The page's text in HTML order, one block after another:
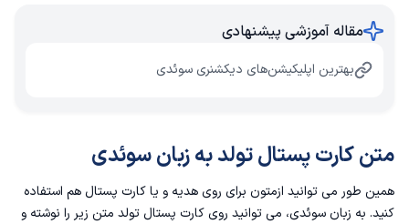
مقاله آموزشی پیشنهادی
بهترین اپلیکیشن‌های دیکشنری سوئدی
متن کارت پستال تولد به زبان سوئدی
همین طور می توانید ازمتون برای روی هدیه و یا کارت پستال هم استفاده
کنید. به زبان سوئدی، می توانید روی کارت پستال تولد متن زیر را نوشته و